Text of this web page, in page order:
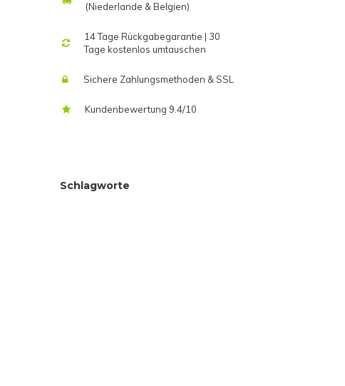
(Niederlande & Belgien)
14 Tage Rückgabegarantie | 30
Tage kostenlos umtauschen
Sichere Zahlungsmethoden & SSL
Kundenbewertung 9.4/10
Schlagworte